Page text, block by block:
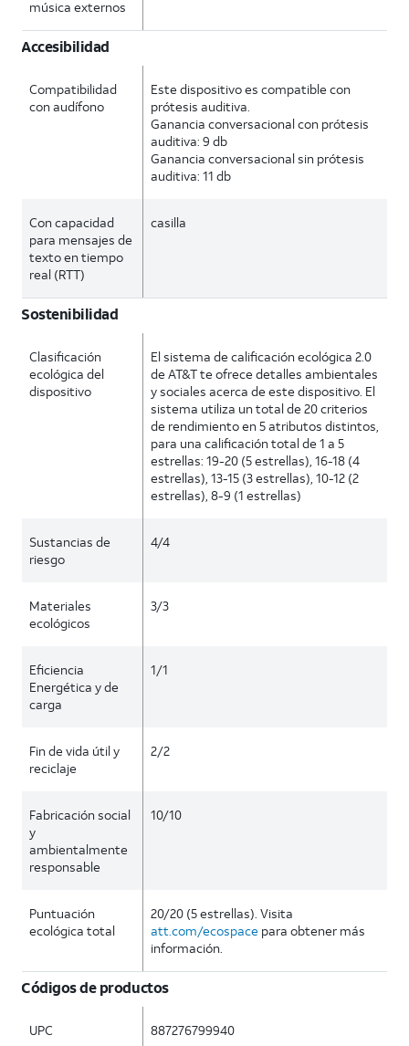
música externos
Accesibilidad
Compatibilidad
con audífono
Este dispositivo es compatible con
prótesis auditiva.
Ganancia conversacional con prótesis
auditiva: 9 db
Ganancia conversacional sin prótesis
auditiva: 11 db
Con capacidad
para mensajes de
texto en tiempo
real (RTT)
casilla
Sostenibilidad
Clasificación
ecológica del
dispositivo
El sistema de calificación ecológica 2.0
de AT&T te ofrece detalles ambientales
y sociales acerca de este dispositivo. El
sistema utiliza un total de 20 criterios
de rendimiento en 5 atributos distintos,
para una calificación total de 1 a 5
estrellas: 19-20 (5 estrellas), 16-18 (4
estrellas), 13-15 (3 estrellas), 10-12 (2
estrellas), 8-9 (1 estrellas)
Sustancias de
riesgo
4/4
Materiales
ecológicos
3/3
Eficiencia
Energética y de
carga
1/1
Fin de vida útil y
reciclaje
2/2
Fabricación social
y
ambientalmente
responsable
10/10
Puntuación
ecológica total
20/20 (5 estrellas). Visita
att.com/ecospace para obtener más
información.
Códigos de productos
UPC 887276799940